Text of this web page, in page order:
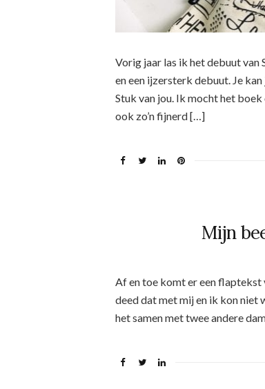
Vorig jaar las ik het debuut van
en een ijzersterk debuut. Je
Stuk van jou. Ik mocht het
ook zo’n fijnerd […]
Mijn
Af en toe komt er een
deed dat met mij en ik kon niet
het samen met twee andere